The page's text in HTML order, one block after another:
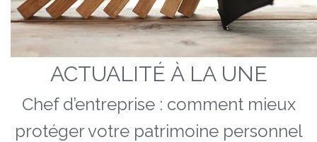
ACTUALITÉ À LA UNE
Chef d’entreprise : comment mieux
protéger votre patrimoine personnel